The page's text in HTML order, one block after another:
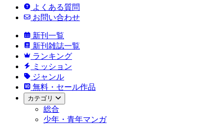
よくある質問
お問い合わせ
新刊一覧
新刊雑誌一覧
ランキング
ミッション
ジャンル
無料・セール作品
カテゴリ
総合
少年・青年マンガ